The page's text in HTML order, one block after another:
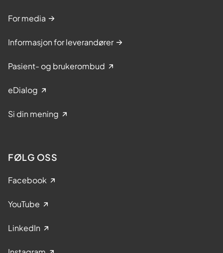
For media
Informasjon for leverandører
Pasient- og brukerombud
eDialog
Si din mening
FØLG OSS
Facebook
YouTube
LinkedIn